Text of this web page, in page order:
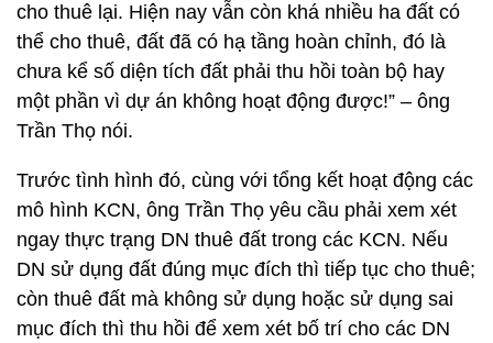
cho thuê lại. Hiện nay vẫn còn khá nhiều ha đất có
thể cho thuê, đất đã có hạ tầng hoàn chỉnh, đó là
chưa kể số diện tích đất phải thu hồi toàn bộ hay
một phần vì dự án không hoạt động được!” – ông
Trần Thọ nói.
Trước tình hình đó, cùng với tổng kết hoạt động các
mô hình KCN, ông Trần Thọ yêu cầu phải xem xét
ngay thực trạng DN thuê đất trong các KCN. Nếu
DN sử dụng đất đúng mục đích thì tiếp tục cho thuê;
còn thuê đất mà không sử dụng hoặc sử dụng sai
mục đích thì thu hồi để xem xét bố trí cho các DN